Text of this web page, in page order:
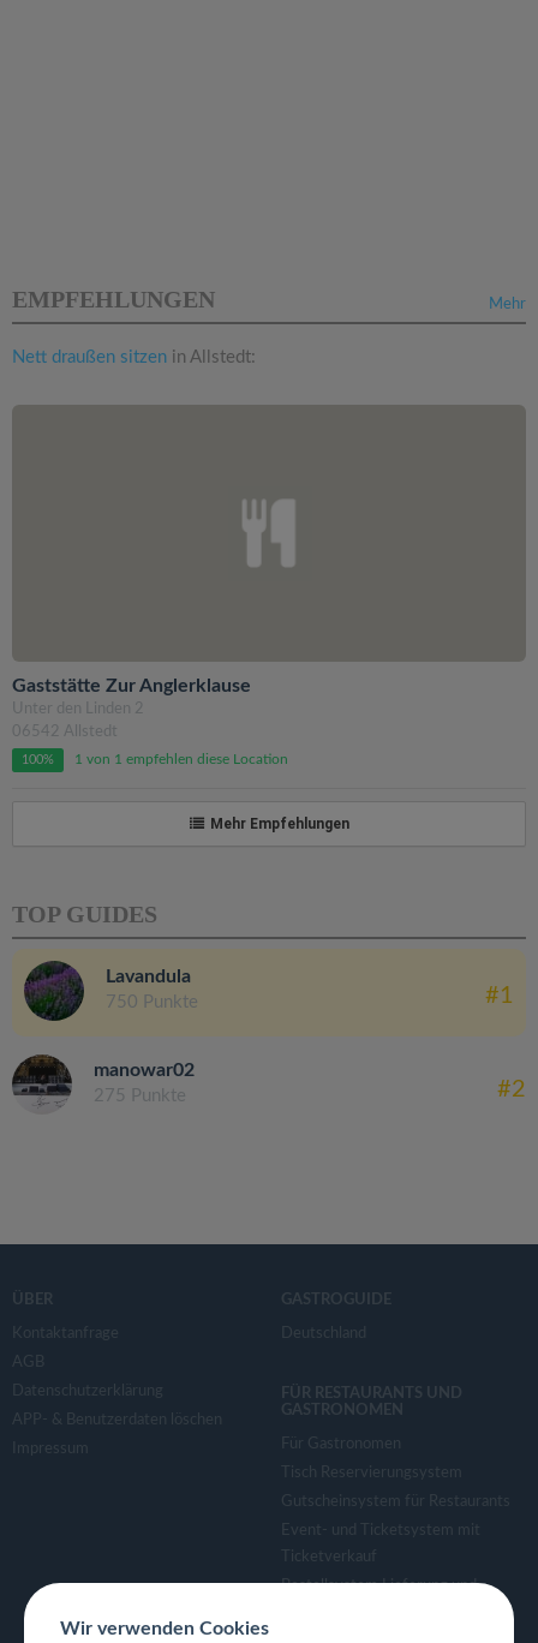
Mehr
EMPFEHLUNGEN
Nett draußen sitzen in Allstedt:
Gaststätte Zur Anglerklause
Unter den Linden 2
06542 Allstedt
100% 1 von 1 empfehlen diese Location
Mehr Empfehlungen
TOP GUIDES
Lavandula
750 Punkte #1
manowar02
275 Punkte #2
ÜBER
Kontaktanfrage
AGB
Datenschutzerklärung
APP- & Benutzerdaten löschen
Impressum
GASTROGUIDE
Deutschland
FÜR RESTAURANTS UND
GASTRONOMEN
Für Gastronomen
Tisch Reservierungsystem
Gutscheinsystem für Restaurants
Event- und Ticketsystem mit
Ticketverkauf
Bestellsystem Lieferung und
Wir verwenden Cookies